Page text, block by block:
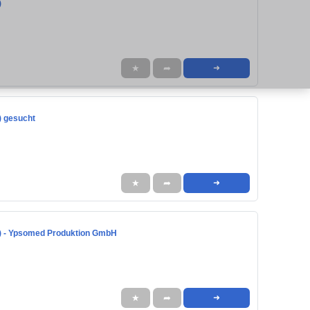
★ ➦ ➜
gesucht
★ ➦ ➜
Ypsomed Produktion GmbH
★ ➦ ➜